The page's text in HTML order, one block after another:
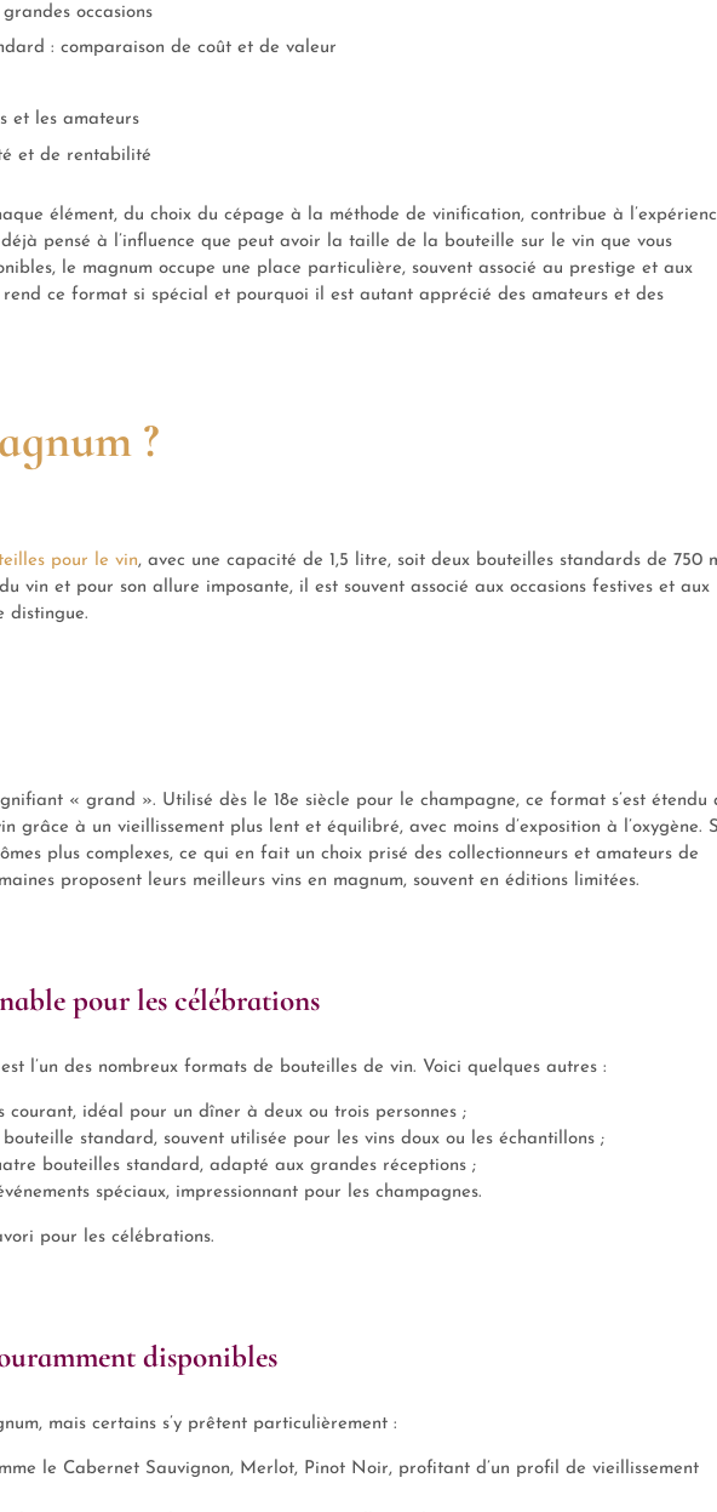
occasions
: comparaison de coût et de valeur
et les amateurs
et de rentabilité
élément, du choix du cépage à la méthode de vinification, contribue à
pensé à l’influence que peut avoir la taille de la bouteille sur le vin que vous
le magnum occupe une place particulière, souvent associé au prestige et aux
ce format si spécial et pourquoi il est autant apprécié des amateurs et des
?
pour le vin, avec une capacité de 1,5 litre, soit deux bouteilles standards de 750
vin et pour son allure imposante, il est souvent associé aux occasions festives et aux
distingue.
« grand ». Utilisé dès le 18e siècle pour le champagne, ce format s’est étendu
grâce à un vieillissement plus lent et équilibré, avec moins d’exposition à l’oxygène.
plus complexes, ce qui en fait un choix prisé des collectionneurs et amateurs de
proposent leurs meilleurs vins en magnum, souvent en éditions limitées.
pour les célébrations
l’un des nombreux formats de bouteilles de vin. Voici quelques autres :
idéal pour un dîner à deux ou trois personnes ;
standard, souvent utilisée pour les vins doux ou les échantillons ;
bouteilles standard, adapté aux grandes réceptions ;
spéciaux, impressionnant pour les champagnes.
pour les célébrations.
disponibles
mais certains s’y prêtent particulièrement :
le Cabernet Sauvignon, Merlot, Pinot Noir, profitant d’un profil de vieillissement